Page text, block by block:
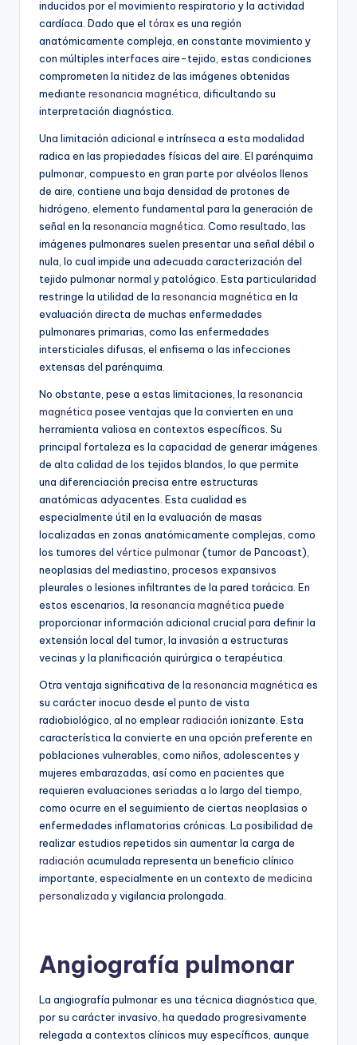
inducidos por el movimiento respiratorio y la actividad
cardíaca. Dado que el tóraxes una región
anatómicamente compleja, en constante movimiento y
con múltiples interfaces aire-tejido, estas condiciones
comprometen la nitidez de las imágenes obtenidas
mediante resonancia magnética, dificultando su
interpretación diagnóstica.
Una limitación adicional e intrínseca a esta modalidad
radica en las propiedades físicas del aire. El parénquima
pulmonar, compuesto en gran parte por alvéolos llenos
de aire, contiene una baja densidad de protones de
hidrógeno, elemento fundamental para la generación de
señal en la resonancia magnética. Como resultado, las
imágenes pulmonares suelen presentar una señal débil o
nula, lo cual impide una adecuada caracterización del
tejido pulmonar normal y patológico. Esta particularidad
restringe la utilidad de la resonancia magnética en la
evaluación directa de muchas enfermedades
pulmonares primarias, como las enfermedades
intersticiales difusas, el enfisema o las infecciones
extensas del parénquima.
No obstante, pese a estas limitaciones, la resonancia
magnética posee ventajas que la convierten en una
herramienta valiosa en contextos específicos. Su
principal fortaleza es la capacidad de generar imágenes
de alta calidad de los tejidos blandos, lo que permite
una diferenciación precisa entre estructuras
anatómicas adyacentes. Esta cualidad es
especialmente útil en la evaluación de masas
localizadas en zonas anatómicamente complejas, como
los tumores del vértice pulmonar(tumor de Pancoast),
neoplasias del mediastino, procesos expansivos
pleurales o lesiones infiltrantes de la pared torácica. En
estos escenarios, la resonancia magnética puede
proporcionar información adicional crucial para definir la
extensión local del tumor, la invasión a estructuras
vecinas y la planificación quirúrgica o terapéutica.
Otra ventaja significativa de la resonancia magnética es
su carácter inocuo desde el punto de vista
radiobiológico, al no emplearradiación ionizante. Esta
característica la convierte en una opción preferente en
poblaciones vulnerables, como niños, adolescentes y
mujeres embarazadas, así como en pacientes que
requieren evaluaciones seriadas a lo largo del tiempo,
como ocurre en el seguimiento de ciertas neoplasias o
enfermedades inflamatorias crónicas. La posibilidad de
realizar estudios repetidos sin aumentar la carga de
radiación acumulada representa un beneficio clínico
importante, especialmente en un contexto de medicina
personalizada y vigilancia prolongada.
Angiografía pulmonar
La angiografía pulmonar es una técnica diagnóstica que,
por su carácter invasivo, ha quedado progresivamente
relegada a contextos clínicos muy específicos, aunque